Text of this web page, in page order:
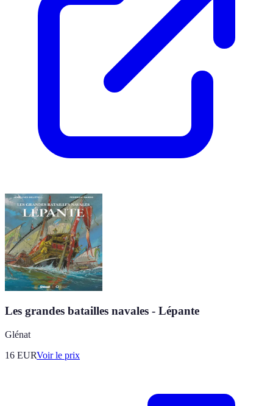
Les grandes batailles navales - Lépante
Glénat
16 EURVoir le prix